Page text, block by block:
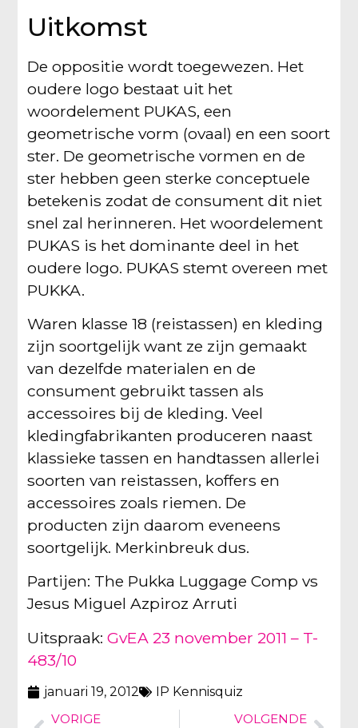
Uitkomst
De oppositie wordt toegewezen. Het
oudere logo bestaat uit het
woordelement PUKAS, een
geometrische vorm (ovaal) en een soort
ster. De geometrische vormen en de
ster hebben geen sterke conceptuele
betekenis zodat de consument dit niet
snel zal herinneren. Het woordelement
PUKAS is het dominante deel in het
oudere logo. PUKAS stemt overeen met
PUKKA.
Waren klasse 18 (reistassen) en kleding
zijn soortgelijk want ze zijn gemaakt
van dezelfde materialen en de
consument gebruikt tassen als
accessoires bij de kleding. Veel
kledingfabrikanten produceren naast
klassieke tassen en handtassen allerlei
soorten van reistassen, koffers en
accessoires zoals riemen. De
producten zijn daarom eveneens
soortgelijk. Merkinbreuk dus.
Partijen: The Pukka Luggage Comp vs
Jesus Miguel Azpiroz Arruti
Uitspraak:GvEA 23 november 2011 – T-
483/10
januari 19, 2012
IP Kennisquiz
VORIGE
VOLGENDE